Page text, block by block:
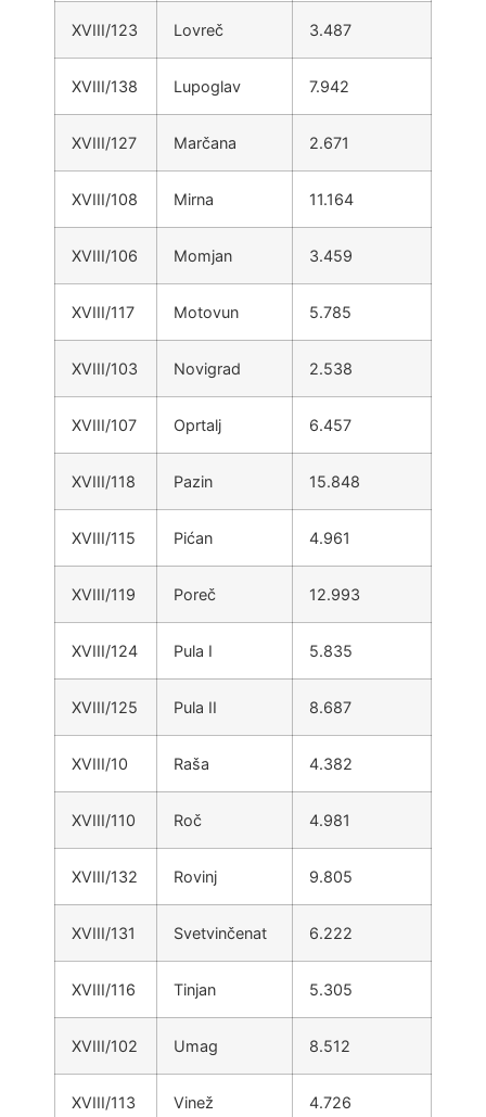
XVIII/123 Lovreč 3.487
XVIII/138 Lupoglav 7.942
XVIII/127 Marčana 2.671
XVIII/108 Mirna 11.164
XVIII/106 Momjan 3.459
XVIII/117 Motovun 5.785
XVIII/103 Novigrad 2.538
XVIII/107 Oprtalj 6.457
XVIII/118 Pazin 15.848
XVIII/115 Pićan 4.961
XVIII/119 Poreč 12.993
XVIII/124 Pula I 5.835
XVIII/125 Pula II 8.687
XVIII/10 Raša 4.382
XVIII/110 Roč 4.981
XVIII/132 Rovinj 9.805
XVIII/131 Svetvinčenat 6.222
XVIII/116 Tinjan 5.305
XVIII/102 Umag 8.512
XVIII/113 Vinež 4.726